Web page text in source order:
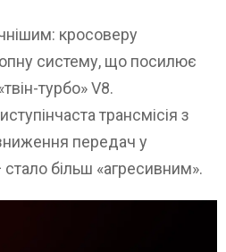
кросоверу
систему, що посилює
турбо» V8.
трансмісія з
передач у
більш «агресивним».